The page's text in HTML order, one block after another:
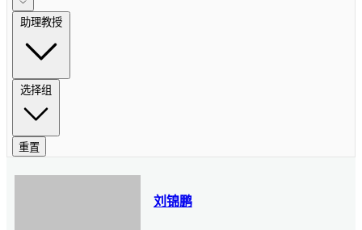
助理教授
选择组
重置
刘锦鹏